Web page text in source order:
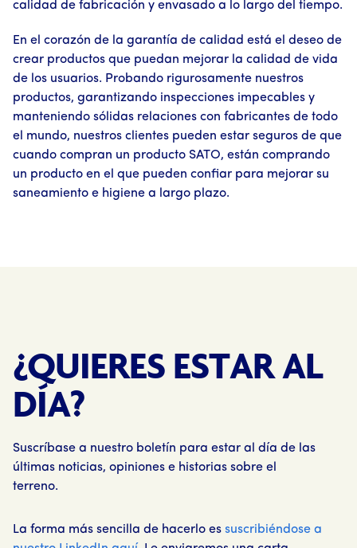
calidad de fabricación y envasado a lo largo del tiempo.
En el corazón de la garantía de calidad está el deseo de
crear productos que puedan mejorar la calidad de vida
de los usuarios. Probando rigurosamente nuestros
productos, garantizando inspecciones impecables y
manteniendo sólidas relaciones con fabricantes de todo
el mundo, nuestros clientes pueden estar seguros de que
cuando compran un producto SATO, están comprando
un producto en el que pueden confiar para mejorar su
saneamiento e higiene a largo plazo.
¿QUIERES ESTAR AL
DÍA?
Suscríbase a nuestro boletín para estar al día de las
últimas noticias, opiniones e historias sobre el
terreno.
La forma más sencilla de hacerlo es suscribiéndose a